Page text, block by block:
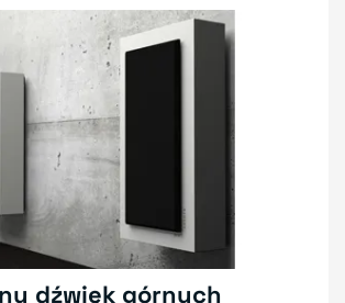
dźwięk górnych